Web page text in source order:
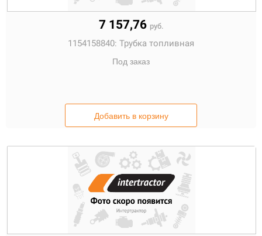
7 157,76 руб.
1154158840: Трубка топливная
Под заказ
Добавить в корзину